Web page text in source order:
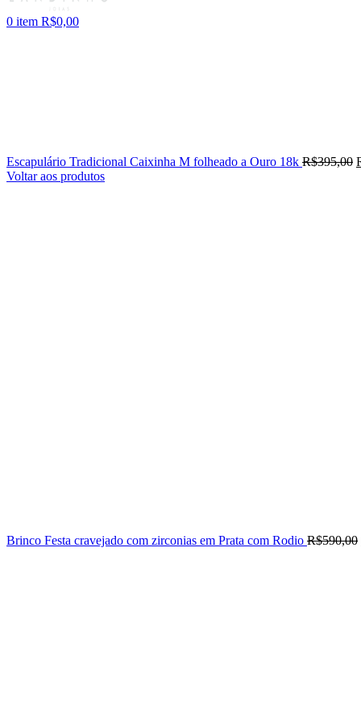
0 item R$0,00
Escapulário Tradicional Caixinha M folheado a Ouro 18k R$395,00
Voltar aos produtos
Brinco Festa cravejado com zirconias em Prata com Rodio R$590,00